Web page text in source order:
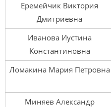
Еремейчик Виктория
Дмитриевна
Иванова Иустина
Константиновна
Ломакина Мария Петровна
Миняев Александр